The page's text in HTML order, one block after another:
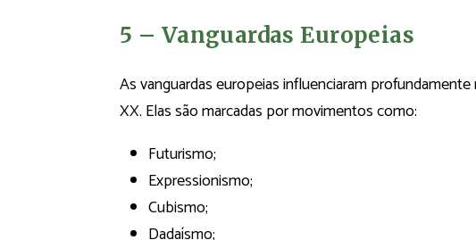
5 – Vanguardas Europeias
As vanguardas europeias influenciaram
XX. Elas são marcadas por movimentos como:
Futurismo;
Expressionismo;
Cubismo;
Dadaísmo;